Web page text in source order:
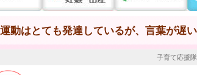
運動はとても発達しているが、言葉が遅
子育て応援